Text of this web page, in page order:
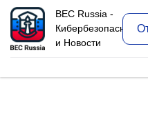
BEC Russia -
Кибербезопасность
и Новости